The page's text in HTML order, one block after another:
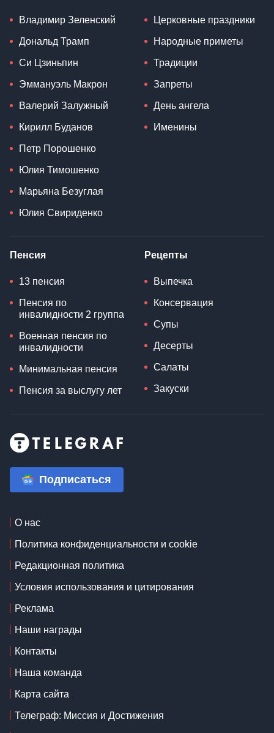
Владимир Зеленский
Дональд Трамп
Си Цзиньпин
Эммануэль Макрон
Валерий Залужный
Кирилл Буданов
Петр Порошенко
Юлия Тимошенко
Марьяна Безуглая
Юлия Свириденко
Церковные праздники
Народные приметы
Традиции
Запреты
День ангела
Именины
Пенсия
13 пенсия
Пенсия по
инвалидности 2 группа
Военная пенсия по
инвалидности
Минимальная пенсия
Пенсия за выслугу лет
Рецепты
Выпечка
Консервация
Супы
Десерты
Салаты
Закуски
Подписаться
О нас
Политика конфиденциальности и cookie
Редакционная политика
Условия использования и цитирования
Реклама
Наши награды
Контакты
Наша команда
Карта сайта
Телеграф: Миссия и Достижения